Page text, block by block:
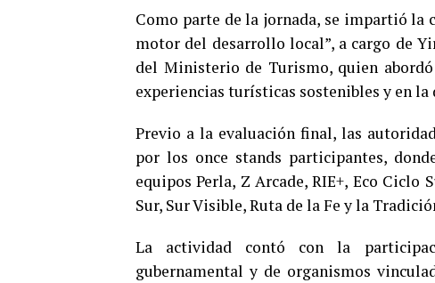
Como parte de la jornada, se impartió
motor del desarrollo local”, a cargo de
del Ministerio de Turismo, quien
experiencias turísticas sostenibles y en
Previo a la evaluación final, las
por los once stands participantes,
equipos Perla, Z Arcade, RIE+, Eco
Sur, Sur Visible, Ruta de la Fe y la
La actividad contó con la
gubernamental y de organismos